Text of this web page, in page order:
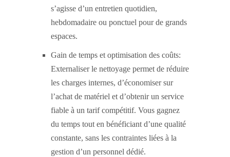
s’agisse d’un entretien quotidien,
hebdomadaire ou ponctuel pour de grands
espaces.
Gain de temps et optimisation des coûts:
Externaliser le nettoyage permet de réduire
les charges internes, d’économiser sur
l’achat de matériel et d’obtenir un service
fiable à un tarif compétitif. Vous gagnez
du temps tout en bénéficiant d’une qualité
constante, sans les contraintes liées à la
gestion d’un personnel dédié.